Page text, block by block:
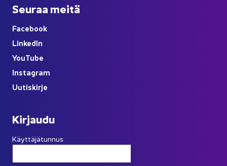
Seu­raa meitä
Face­book
Lin­ke­dIn
YouTube
Ins­ta­gram
Uu­tis­kir­je
Kir­jau­du
Käyttäjätunnus